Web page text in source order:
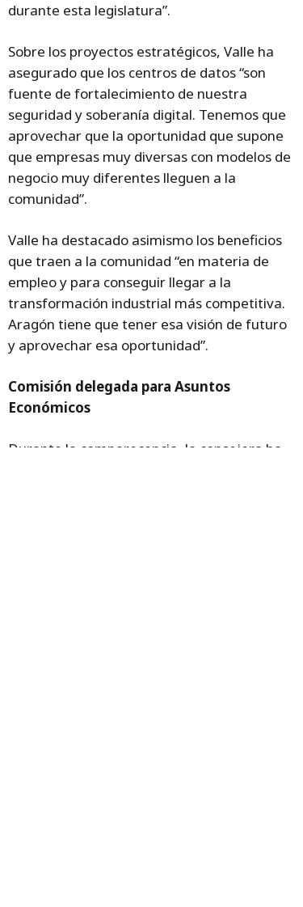
durante esta legislatura”.
Sobre los proyectos estratégicos, Valle ha
asegurado que los centros de datos “son
fuente de fortalecimiento de nuestra
seguridad y soberanía digital. Tenemos que
aprovechar que la oportunidad que supone
que empresas muy diversas con modelos de
negocio muy diferentes lleguen a la
comunidad”.
Valle ha destacado asimismo los beneficios
que traen a la comunidad “en materia de
empleo y para conseguir llegar a la
transformación industrial más competitiva.
Aragón tiene que tener esa visión de futuro
y aprovechar esa oportunidad”.
Comisión delegada para Asuntos
Económicos
Durante la comparecencia, la consejera ha